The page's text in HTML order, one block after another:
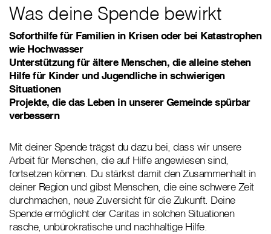
Was deine Spende bewirkt
Soforthilfe für Familien in Krisen oder bei Katastrophen
wie Hochwasser
Unterstützung für ältere Menschen, die alleine stehen
Hilfe für Kinder und Jugendliche in schwierigen
Situationen
Projekte, die das Leben in unserer Gemeinde spürbar
verbessern
Mit deiner Spende trägst du dazu bei, dass wir unsere
Arbeit für Menschen, die auf Hilfe angewiesen sind,
fortsetzen können. Du stärkst damit den Zusammenhalt in
deiner Region und gibst Menschen, die eine schwere Zeit
durchmachen, neue Zuversicht für die Zukunft. Deine
Spende ermöglicht der Caritas in solchen Situationen
rasche, unbürokratische und nachhaltige Hilfe.